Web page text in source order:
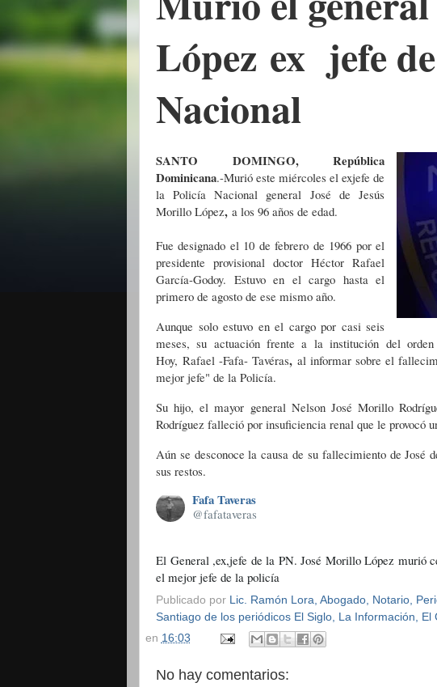
López ex jefe
Nacional
SANTO DOMINGO, República
Dominicana.-Murió este miércoles el exjefe de
la Policía Nacional generalJosé de Jesús
Morillo López, a los 96 años de edad.
Fue designado el 10 de febrero de 1966 por el
presidente provisional doctorHéctor Rafael
García-Godoy. Estuvo en el cargo hasta el
primero de agosto de ese mismo año.
Aunque solo estuvo en el cargo por casi seis
meses, su actuación frente a la institución del
Hoy, Rafael -Fafa- Tavéras, al informar sobre el
mejor jefe" de la Policía.
Su hijo, el mayor general Nelson José Morillo
Rodríguez falleció por insuficiencia renal que le provocó
Aún se desconoce la causa de su fallecimiento de José
sus restos.
Fafa Taveras
@fafataveras
El General ,ex,jefe de la PN. José Morillo López murió
el mejor jefe de la policía
Publicado por
Lic. Ramón Lora, Abogado, Notario,
Santiago de los periódicos El Siglo, La Información, El
en 16:03
No hay comentarios: